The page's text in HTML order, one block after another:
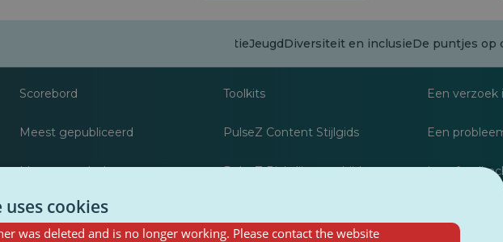
DesinformatieJeugdDiversiteit en inclusieDe puntjes op
Scorebord
Meest gepubliceerd
Meest gevolgd
Bronnen voor journalisten
Toolkits
PulseZ Content Stijlgids
PulseZ Richtlijn voor bijdragen
FAQs
Een verzoek
Een
Laat
cookies
was deleted and is no longer working. Please contact the website